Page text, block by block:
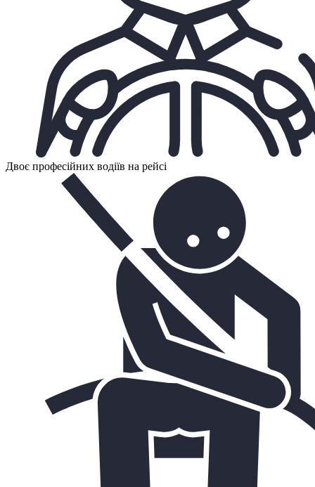
Двоє професійних водіїв на рейсі